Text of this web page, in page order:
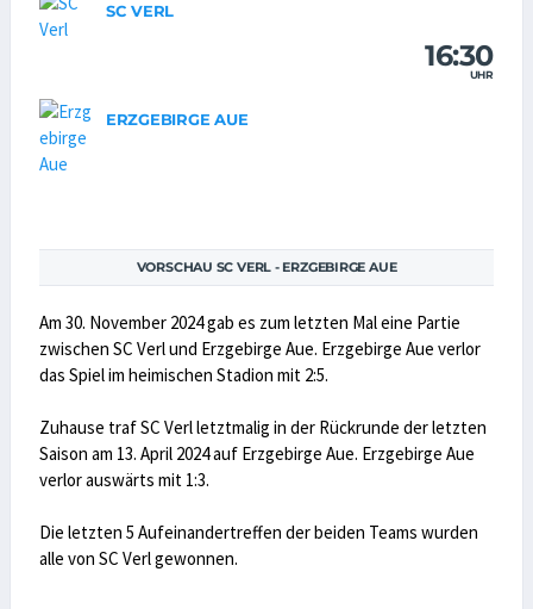
SC VERL
16:30
UHR
ERZGEBIRGE AUE
VORSCHAU SC VERL - ERZGEBIRGE AUE
Am 30. November 2024 gab es zum letzten Mal eine Partie
zwischen SC Verl und Erzgebirge Aue. Erzgebirge Aue verlor
das Spiel im heimischen Stadion mit 2:5.
Zuhause traf SC Verl letztmalig in der Rückrunde der letzten
Saison am 13. April 2024 auf Erzgebirge Aue. Erzgebirge Aue
verlor auswärts mit 1:3.
Die letzten 5 Aufeinandertreffen der beiden Teams wurden
alle von SC Verl gewonnen.